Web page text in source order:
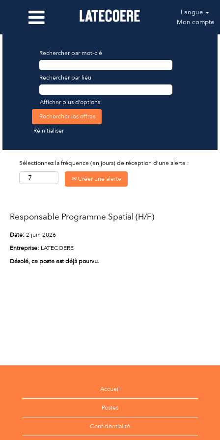
Langue
Mon compte
Rechercher par mot-clé
Rechercher par lieu
Afficher plus d’options
Réinitialiser
Sélectionnez la fréquence (en jours) de réception d’une alerte :
Créer une alerte
Responsable Programme Spatial (H/F)
Date: 2 juin 2026
Entreprise: LATECOERE
Désolé, ce poste est déjà pourvu.
Accueil
Postes
Confidentialité